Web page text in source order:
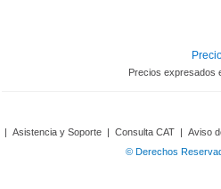
Precios expresados
| Asistencia y Soporte | Consulta CAT | Aviso
© Derechos